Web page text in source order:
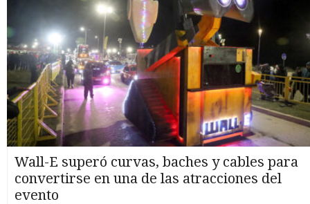
Wall-E superó curvas, baches y cables para
convertirse en una de las atracciones del
evento